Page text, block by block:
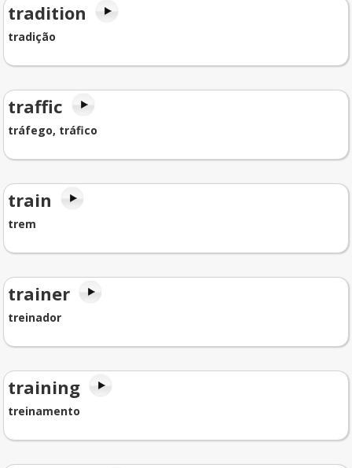
tradition
tradição
traffic
tráfego, tráfico
train
trem
trainer
treinador
training
treinamento